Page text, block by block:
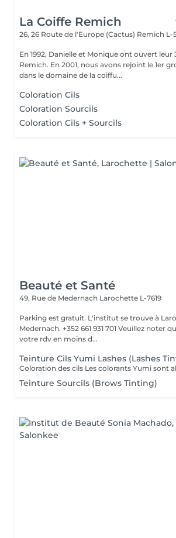
La Coiffe Remich
26, 26 Route de l'Europe (Cactus) Remich L-
En 1992, Danielle et Monique ont ouvert leur
Remich. En 2001, nous avons rejoint le 1er groupement mondial
dans le domaine de la coiffu...
Coloration Cils
Coloration Sourcils
Coloration Cils + Sourcils
Beauté et Santé
49, Rue de Medernach Larochette L-7619
Parking est gratuit. L'institut se trouve à
Medernach. +352 661 931 701 Veuillez noter que si vous annulez
votre rdv en moins d...
Teinture Cils Yumi Lashes (Lashes
Teinture Sourcils (Brows Tinting)